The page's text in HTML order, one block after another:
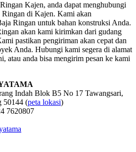
Kajen, anda dapat menghubungi
di Kajen. Kami akan
Ringan untuk bahan konstruksi Anda.
akan kami kirimkan dari gudang
pastikan pengiriman akan cepat dan
Anda. Hubungi kami segera di alamat
atau anda bisa mengirim pesan ke kami
Indah Blok B5 No 17 Tawangsari,
50144 (peta lokasi)
7620807